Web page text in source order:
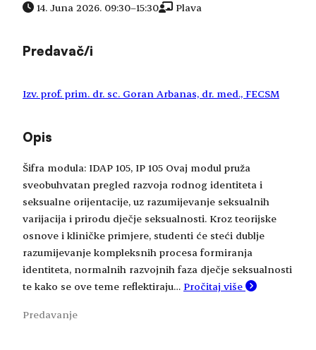
14. Juna 2026. 09:30–15:30 Plava
Predavač/i
Izv. prof. prim. dr. sc. Goran Arbanas, dr. med., FECSM
Opis
Šifra modula: IDAP 105, IP 105 Ovaj modul pruža
sveobuhvatan pregled razvoja rodnog identiteta i
seksualne orijentacije, uz razumijevanje seksualnih
varijacija i prirodu dječje seksualnosti. Kroz teorijske
osnove i kliničke primjere, studenti će steći dublje
razumijevanje kompleksnih procesa formiranja
identiteta, normalnih razvojnih faza dječje seksualnosti
te kako se ove teme reflektiraju… Pročitaj više
Predavanje